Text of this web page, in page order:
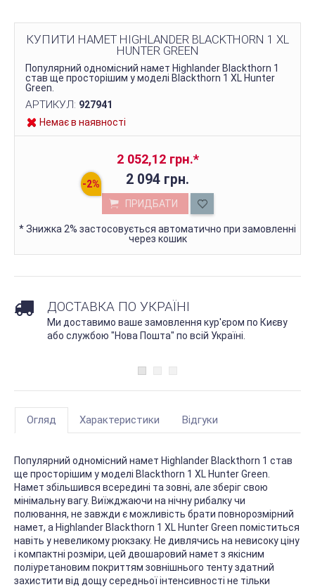
КУПИТИ НАМЕТ HIGHLANDER BLACKTHORN 1 XL
HUNTER GREEN
Популярний одномісний намет Highlander Blackthorn 1
став ще просторішим у моделі Blackthorn 1 XL Hunter
Green.
АРТИКУЛ: 927941
Немає в наявності
2 052,12 грн.*
2 094 грн.
ПРИДБАТИ
*Знижка 2% застосовується автоматично при замовленні
через кошик
ДОСТАВКА ПО УКРАЇНІ
Ми доставимо ваше замовлення кур'єром по Києву
або службою "Нова Пошта" по всій Україні.
Огляд Характеристики Відгуки
Популярний одномісний намет Highlander Blackthorn 1 став
ще просторішим у моделі Blackthorn 1 XL Hunter Green.
Намет збільшився всередині та зовні, але зберіг свою
мінімальну вагу. Виїжджаючи на нічну рибалку чи
полювання, не завжди є можливість брати повнорозмірний
намет, а Highlander Blackthorn 1 XL Hunter Green поміститься
навіть у невеликому рюкзаку. Не дивлячись на невисоку ціну
і компактні розміри, цей двошаровий намет з якісним
поліуретановим покриттям зовнішнього тенту здатний
захистити від дощу середньої інтенсивності не тільки